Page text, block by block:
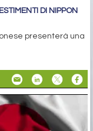
DI NIPPON
presenterà una